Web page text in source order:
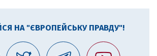
НА "ЄВРОПЕЙСЬКУ ПРАВДУ"!